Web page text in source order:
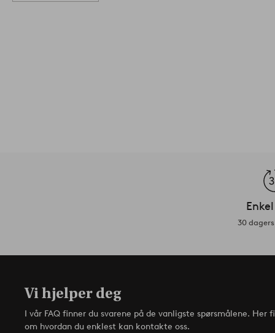
30
Vi hjelper deg
I vår FAQ finner du svarene på de vanligste spørsmålene. Her
om hvordan du enklest kan kontakte oss.